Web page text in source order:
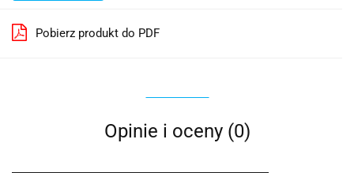
Pobierz produkt do PDF
Opinie i oceny (0)